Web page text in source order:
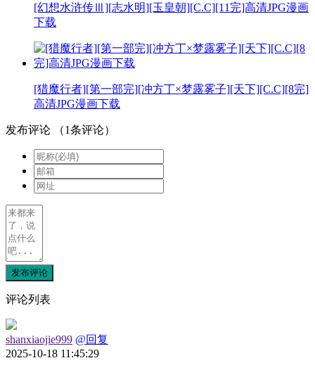
[幻想水浒传Ⅲ][志水明][玉皇朝][C.C][11完]高清JPG漫画
下载
[猎魔行者][第一部完][冲方丁×梦露雾子][天下][C.C][8完]
高清JPG漫画下载
发布评论 （1条评论）
发布评论
评论列表
shanxiaojie999 @回复
2025-10-18 11:45:29